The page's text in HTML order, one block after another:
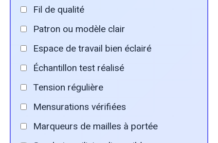
Fil de qualité
Patron ou modèle clair
Espace de travail bien éclairé
Échantillon test réalisé
Tension régulière
Mensurations vérifiées
Marqueurs de mailles à portée